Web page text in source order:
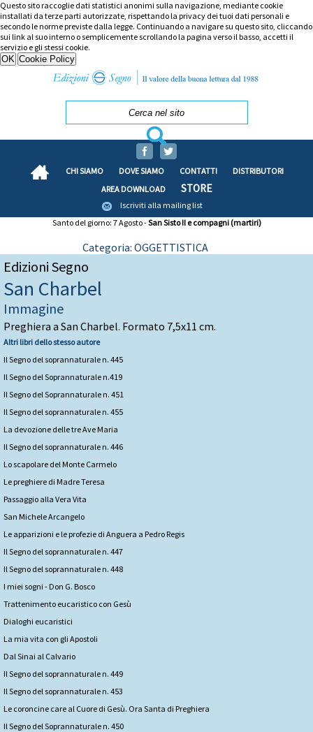
Questo sito raccoglie dati statistici anonimi sulla navigazione, mediante cookie
installati da terze parti autorizzate, rispettando la privacy dei tuoi dati personali e
secondo le norme previste dalla legge. Continuando a navigare su questo sito, cliccando
sui link al suo interno o semplicemente scrollando la pagina verso il basso, accetti il
servizio e gli stessi cookie.
CHI SIAMO DOVE SIAMO CONTATTI
DISTRIBUTORI
AREA DOWNLOAD
STORE
Iscriviti alla mailing list
Santo del giorno: 7 Agosto -San Sisto II e compagni (martiri)
Categoria: OGGETTISTICA
Edizioni Segno
San Charbel
Immagine
Preghiera a San Charbel. Formato 7,5x11 cm.
Altri libri dello stesso autore
Il Segno del soprannaturale n. 445
Il Segno del Soprannaturale n.419
Il Segno del Soprannaturale n. 451
Il Segno del soprannaturale n. 455
La devozione delle tre Ave Maria
Il Segno del soprannaturale n. 446
Lo scapolare del Monte Carmelo
Le preghiere di Madre Teresa
Passaggio alla Vera Vita
San Michele Arcangelo
Le apparizioni e le profezie di Anguera a Pedro Regis
Il Segno del soprannaturale n. 447
Il Segno del soprannaturale n. 448
I miei sogni - Don G. Bosco
Trattenimento eucaristico con Gesù
Dialoghi eucaristici
La mia vita con gli Apostoli
Dal Sinai al Calvario
Il Segno del soprannaturale n. 449
Il Segno del soprannaturale n. 453
Le coroncine care al Cuore di Gesù. Ora Santa di Preghiera
Il Segno del Soprannaturale n. 450